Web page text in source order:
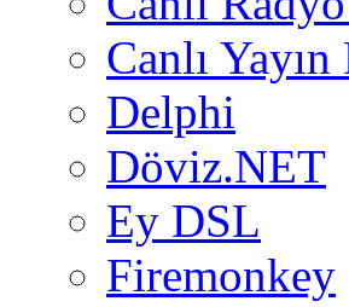
Canlı
Delphi
Döviz.NET
Ey DSL
Firemonkey